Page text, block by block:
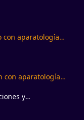
con aparatología
con aparatología
y